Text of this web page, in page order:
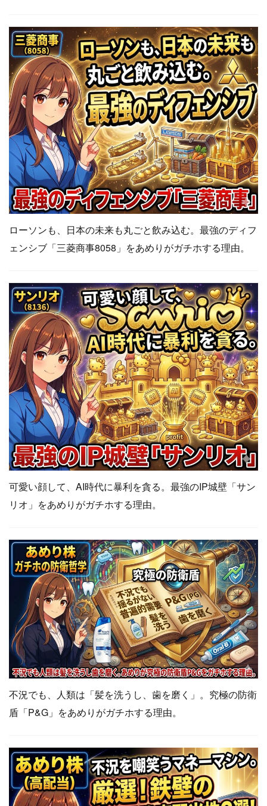
ローソンも、日本の未来も丸ごと飲み込む。最強のディフ
ェンシブ「三菱商事8058」をあめりがガチホする理由。
可愛い顔して、AI時代に暴利を貪る。最強のIP城壁「サン
リオ」をあめりがガチホする理由。
不況でも、人類は「髪を洗うし、歯を磨く」。究極の防衛
盾「P&G」をあめりがガチホする理由。